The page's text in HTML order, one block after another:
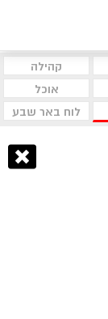
קהילה
אוכל
לוח באר שבע